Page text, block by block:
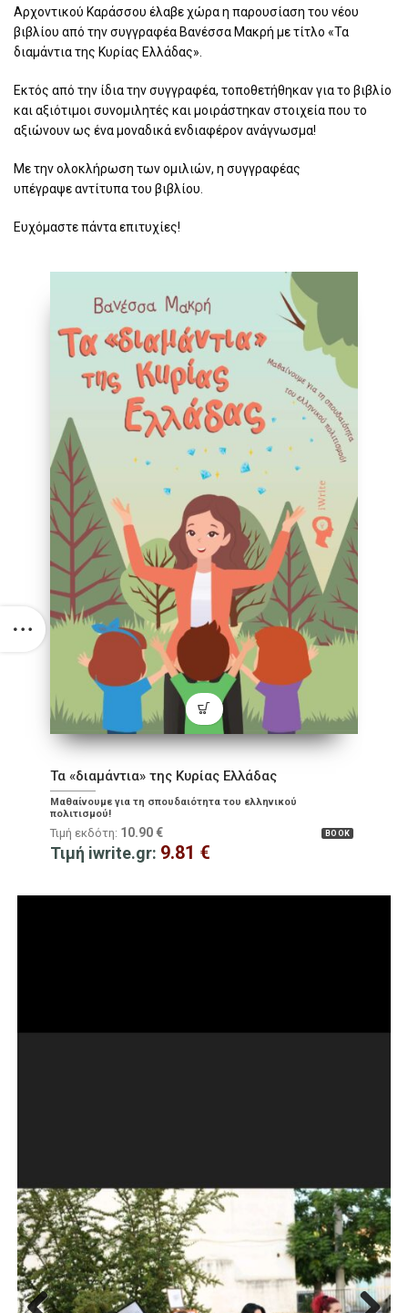
Αρχοντικού Καράσσου έλαβε χώρα η παρουσίαση του νέου
βιβλίου από την συγγραφέα Βανέσσα Μακρή με τίτλο «Τα
διαμάντια της Κυρίας Ελλάδας».
Εκτός από την ίδια την συγγραφέα, τοποθετήθηκαν για το βιβλίο
και αξιότιμοι συνομιλητές και μοιράστηκαν στοιχεία που το
αξιώνουν ως ένα μοναδικά ενδιαφέρον ανάγνωσμα!
Με την ολοκλήρωση των ομιλιών, η συγγραφέας
υπέγραψεαντίτυπα του βιβλίου.
Ευχόμαστε πάντα επιτυχίες!
Τα «διαμάντια» της Κυρίας Ελλάδας
Μαθαίνουμε για τη σπουδαιότητα του ελληνικού
πολιτισμού!
BOOK
Τιμή εκδότη: 10.90 €
Τιμή iwrite.gr: 9.81 €